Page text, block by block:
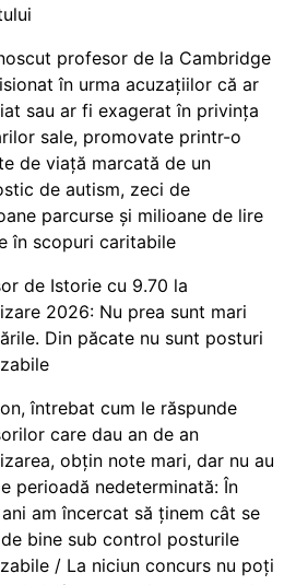
profesor de la Cambridge
în urma acuzațiilor că ar
sau ar fi exagerat în privința
sale, promovate printr-o
de viață marcată de un
de autism, zeci de
parcurse și milioane de lire
în scopuri caritabile
de Istorie cu 9.70 la
2026: Nu prea sunt mari
Din păcate nu sunt posturi
întrebat cum le răspunde
care dau an de an
obțin note mari, dar nu au
perioadă nedeterminată: În
am încercat să ținem cât se
bine sub control posturile
/ La niciun concurs nu poți